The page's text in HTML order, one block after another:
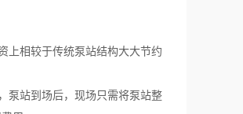
上相较于传统泵站结构大大节约
泵站到场后，现场只需将泵站整